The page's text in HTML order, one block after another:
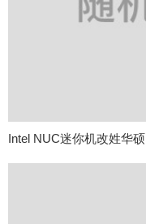
Intel NUC迷你机改姓华硕